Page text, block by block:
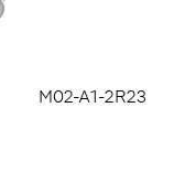
M02-A1-2R23